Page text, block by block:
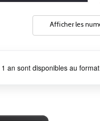
Afficher les
an sont disponibles au